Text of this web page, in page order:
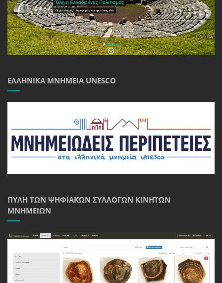
ΕΛΛΗΝΙΚΆ ΜΝΗΜΕΊΑ UNESCO
ΠΎΛΗ ΤΩΝ ΨΗΦΙΑΚΏΝ ΣΥΛΛΟΓΏΝ ΚΙΝΗΤΏΝ
ΜΝΗΜΕΊΩΝ